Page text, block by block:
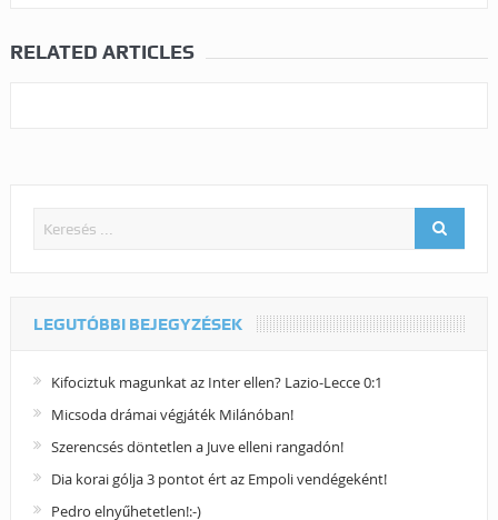
RELATED ARTICLES
LEGUTÓBBI BEJEGYZÉSEK
Kifociztuk magunkat az Inter ellen? Lazio-Lecce 0:1
Micsoda drámai végjáték Milánóban!
Szerencsés döntetlen a Juve elleni rangadón!
Dia korai gólja 3 pontot ért az Empoli vendégeként!
Pedro elnyűhetetlen!:-)